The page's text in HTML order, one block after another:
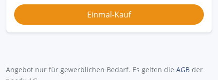
Angebot nur für gewerblichen Bedarf. Es gelten die AGB der